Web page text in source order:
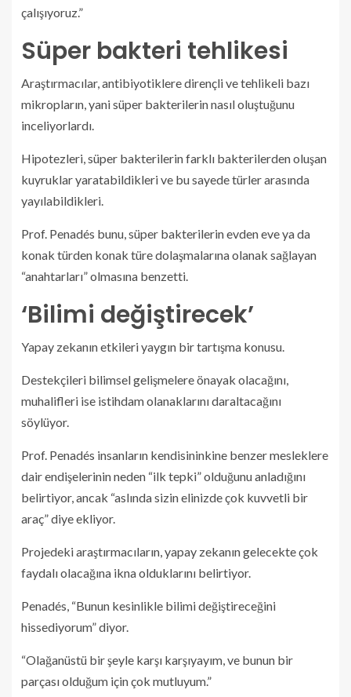
çalışıyoruz.”
Süper bakteri tehlikesi
Araştırmacılar, antibiyotiklere dirençli ve tehlikeli bazı
mikropların, yani süper bakterilerin nasıl oluştuğunu
inceliyorlardı.
Hipotezleri, süper bakterilerin farklı bakterilerden oluşan
kuyruklar yaratabildikleri ve bu sayede türler arasında
yayılabildikleri.
Prof. Penadés bunu, süper bakterilerin evden eve ya da
konak türden konak türe dolaşmalarına olanak sağlayan
“anahtarları” olmasına benzetti.
‘Bilimi değiştirecek’
Yapay zekanın etkileri yaygın bir tartışma konusu.
Destekçileri bilimsel gelişmelere önayak olacağını,
muhalifleri ise istihdam olanaklarını daraltacağını
söylüyor.
Prof. Penadés insanların kendisininkine benzer mesleklere
dair endişelerinin neden “ilk tepki” olduğunu anladığını
belirtiyor, ancak “aslında sizin elinizde çok kuvvetli bir
araç” diye ekliyor.
Projedeki araştırmacıların, yapay zekanın gelecekte çok
faydalı olacağına ikna olduklarını belirtiyor.
Penadés, “Bunun kesinlikle bilimi değiştireceğini
hissediyorum” diyor.
“Olağanüstü bir şeyle karşı karşıyayım, ve bunun bir
parçası olduğum için çok mutluyum.”